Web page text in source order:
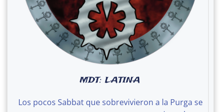
MDT: LATINA
Los pocos Sabbat que sobrevivieron a la Purga se